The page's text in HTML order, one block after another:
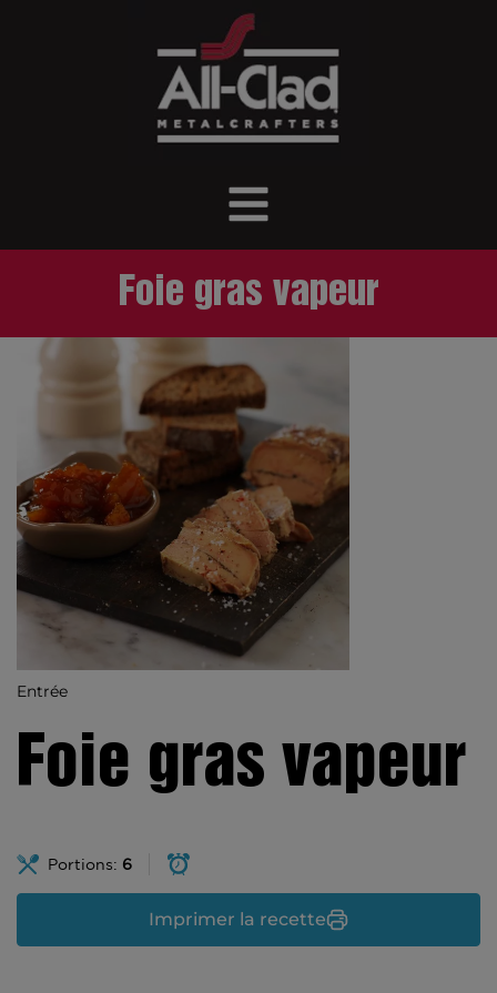
Foie gras vapeur
Entrée
Foie gras vapeur
Portions: 6
Imprimer la recette